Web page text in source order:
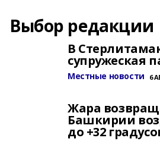
Выбор редакции
В
супружеская
Местные новости 6
Жара
Башкирии
до +32